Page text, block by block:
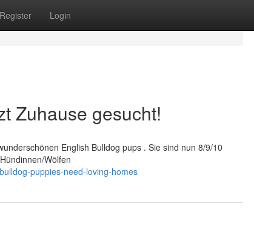
Register Login
Zuhause gesucht!
English Bulldog pups . Sie sind nun 8/9/10
Wölfen
puppies-need-loving-homes